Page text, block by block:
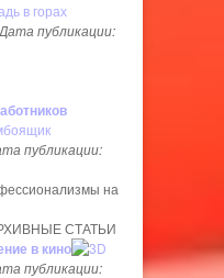
публикации:
публикации:
на
СТАТЬИ
в кино
публикации: